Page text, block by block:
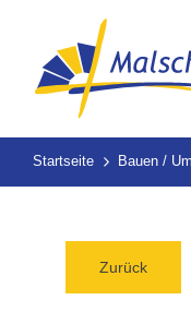
Startseite Bauen /
Zurück